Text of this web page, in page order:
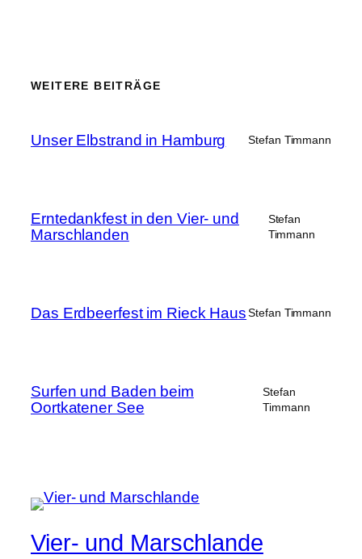
WEITERE BEITRÄGE
Unser Elbstrand in Hamburg Stefan Timmann
Erntedankfest in den Vier- und
Marschlanden
Stefan
Timmann
Das Erdbeerfest im Rieck Haus Stefan Timmann
Surfen und Baden beim
Oortkatener See
Stefan
Timmann
Vier- und Marschlande